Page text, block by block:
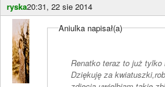
ryska20:31, 22 sie 2014
Aniulka napisał(a)
Renatko teraz to już tylko
Dziękuję za